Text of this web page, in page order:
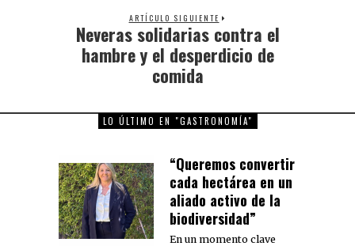
ARTÍCULO SIGUIENTE
Next
Neveras solidarias contra el
hambre y el desperdicio de
comida
LO ÚLTIMO EN "GASTRONOMÍA"
“Queremos convertir
cada hectárea en un
aliado activo de la
biodiversidad”
En un momento clave